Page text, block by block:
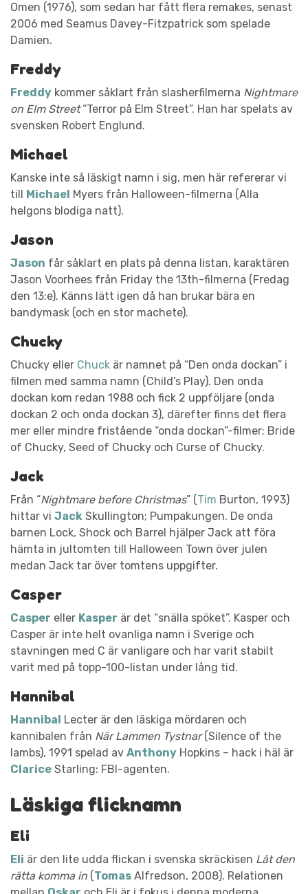
Omen (1976), som sedan har fått flera remakes, senast
2006 med Seamus Davey-Fitzpatrick som spelade
Damien.
Freddy
Freddy kommer såklart från slasherfilmerna Nightmare
on Elm Street“Terror på Elm Street”. Han har spelats av
svensken Robert Englund.
Michael
Kanske inte så läskigt namn i sig, men här refererar vi
till Michael Myers från Halloween-filmerna (Alla
helgons blodiga natt).
Jason
Jason får såklart en plats på denna listan, karaktären
Jason Voorhees från Friday the 13th-filmerna (Fredag
den 13:e). Känns lätt igen då han brukar bära en
bandymask (och en stor machete).
Chucky
Chucky eller Chuck är namnet på “Den onda dockan” i
filmen med samma namn (Child’s Play). Den onda
dockan kom redan 1988 och fick 2 uppföljare (onda
dockan 2 och onda dockan 3), därefter finns det flera
mer eller mindre fristående “onda dockan”-filmer; Bride
of Chucky, Seed of Chucky och Curse of Chucky.
Jack
Från “Nightmare before Christmas” (Tim Burton, 1993)
hittar vi Jack Skullington; Pumpakungen. De onda
barnen Lock, Shock och Barrel hjälper Jack att föra
hämta in jultomten till Halloween Town över julen
medan Jack tar över tomtens uppgifter.
Casper
Casper eller Kasper är det “snälla spöket”. Kasper och
Casper är inte helt ovanliga namn i Sverige och
stavningen med C är vanligare och har varit stabilt
varit med på topp-100-listan under lång tid.
Hannibal
Hannibal Lecter är den läskiga mördaren och
kannibalen från När Lammen Tystnar(Silence of the
lambs), 1991 spelad av Anthony Hopkins – hack i häl är
Clarice Starling: FBI-agenten.
Läskiga flicknamn
Eli
Eli är den lite udda flickan i svenska skräckisen Låt den
rätta komma in (Tomas Alfredson, 2008). Relationen